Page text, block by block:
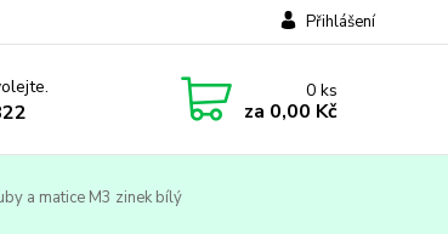
Přihlášení
0ks
za 0,00 Kč
a matice M3 zinek bílý